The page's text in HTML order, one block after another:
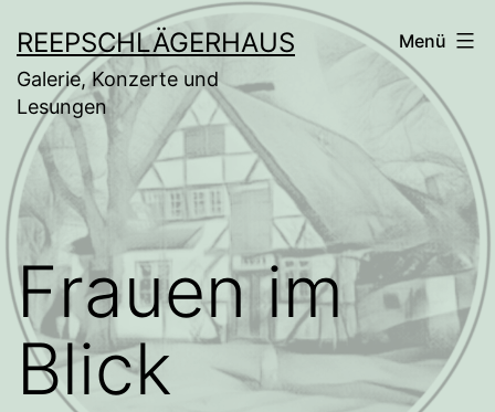
Inhalt
springen
REEPSCHLÄGERHAUS
Galerie, Konzerte und
Lesungen
Menü
Frauen im
Blick